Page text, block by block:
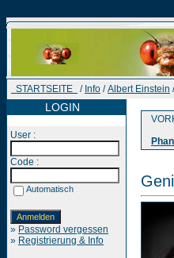
STARTSEITE / Info /Albert Einstein
LOGIN
User :
Code :
Automatisch
» Password vergessen
» Registrierung & Info